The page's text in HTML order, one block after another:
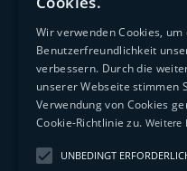
wider. Weder die
können dafür verantwortlich
Impressum
Datenschutzerklärung
Wir verwenden Cookies, um
Benutzerfreundlichkeit
verbessern. Durch die
unserer Webseite stimmen
Verwendung von Cookies
Cookie-Richtlinie zu. Weitere
UNBEDINGT